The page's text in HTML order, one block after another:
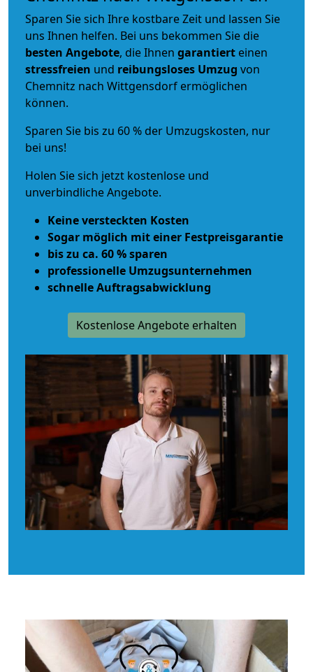
Sparen Sie sich Ihre kostbare Zeit und lassen Sie
uns Ihnen helfen. Bei uns bekommen Sie die
besten Angebote, die Ihnen garantiert einen
stressfreien und reibungsloses Umzug von
Chemnitz nach Wittgensdorf ermöglichen
können.
Sparen Sie bis zu 60 % der Umzugskosten, nur
bei uns!
Holen Sie sich jetzt kostenlose und
unverbindliche Angebote.
Keine versteckten Kosten
Sogar möglich mit einer Festpreisgarantie
bis zu ca. 60 % sparen
professionelle Umzugsunternehmen
schnelle Auftragsabwicklung
Kostenlose Angebote erhalten